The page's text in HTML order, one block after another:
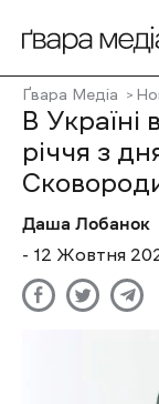
Ґвара Медіа
В Україні
річчя з
Даша Лобанок
- 12 Жовтня